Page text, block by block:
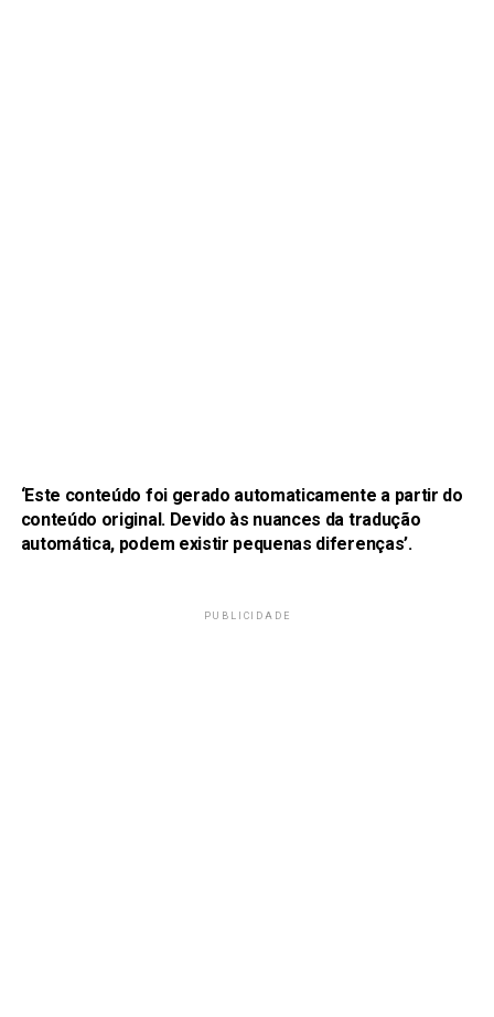
‘Este conteúdo foi gerado automaticamente a partir do
conteúdo original. Devido às nuances da tradução
automática, podem existir pequenas diferenças’.
PUBLICIDADE